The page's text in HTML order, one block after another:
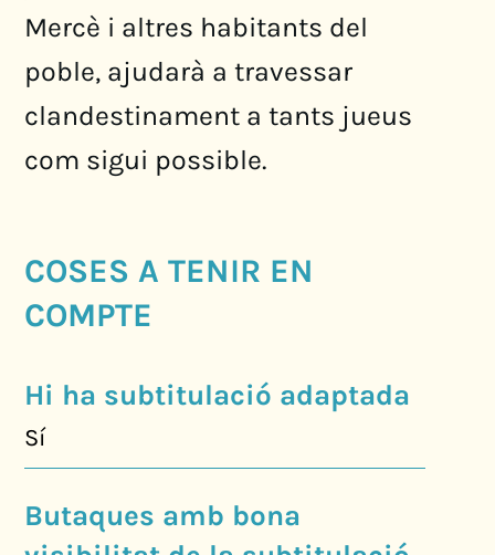
Mercè i altres habitants del
poble, ajudarà a travessar
clandestinament a tants jueus
com sigui possible.
COSES A TENIR EN
COMPTE
Hi ha subtitulació adaptada
Sí
Butaques amb bona